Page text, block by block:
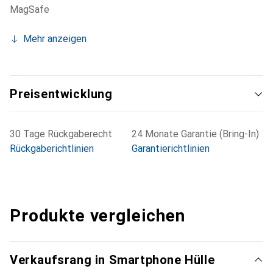
MagSafe
Mehr anzeigen
Preisentwicklung
30 Tage Rückgaberecht
Rückgaberichtlinien
24 Monate Garantie (Bring-In)
Garantierichtlinien
Produkte vergleichen
Verkaufsrang in Smartphone Hülle